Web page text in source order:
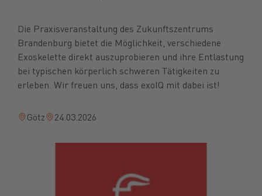
Die Praxisveranstaltung des Zukunftszentrums
Brandenburg bietet die Möglichkeit, verschiedene
Exoskelette direkt auszuprobieren und ihre Entlastung
bei typischen körperlich schweren Tätigkeiten zu
erleben. Wir freuen uns, dass exoIQ mit dabei ist!
Götz 24.03.2026